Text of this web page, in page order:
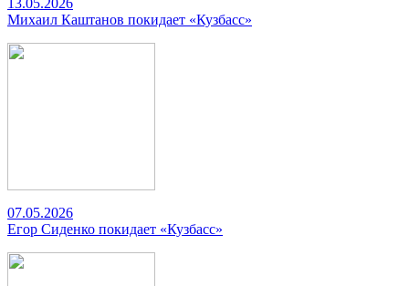
13.05.2026
Михаил Каштанов покидает «Кузбасс»
07.05.2026
Егор Сиденко покидает «Кузбасс»